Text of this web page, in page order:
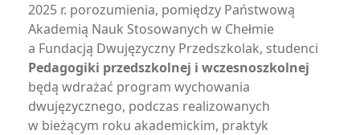
2025 r. porozumienia, pomiędzy Państwową
Akademią Nauk Stosowanych w Chełmie
a Fundacją Dwujęzyczny Przedszkolak, studenci
Pedagogiki przedszkolnej i wczesnoszkolnej
będą wdrażać program wychowania
dwujęzycznego, podczas realizowanych
w bieżącym roku akademickim, praktyk